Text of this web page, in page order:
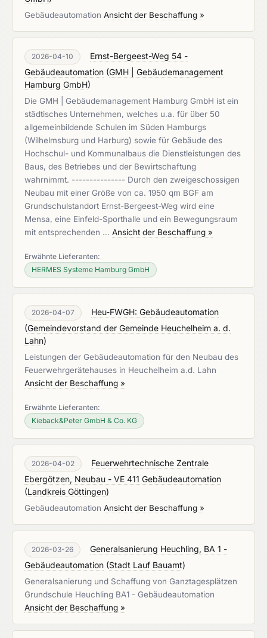
Gebäudeautomation Ansicht der Beschaffung »
2026-04-10
Ernst-Bergeest-Weg 54 -
Gebäudeautomation (GMH | Gebäudemanagement
Hamburg GmbH)
Die GMH | Gebäudemanagement Hamburg GmbH ist ein
städtisches Unternehmen, welches u.a. für über 50
allgemeinbildende Schulen im Süden Hamburgs
(Wilhelmsburg und Harburg) sowie für Gebäude des
Hochschul- und Kommunalbaus die Dienstleistungen des
Baus, des Betriebes und der Bewirtschaftung
wahrnimmt. --------------- Durch den zweigeschossigen
Neubau mit einer Größe von ca. 1950 qm BGF am
Grundschulstandort Ernst-Bergeest-Weg wird eine
Mensa, eine Einfeld-Sporthalle und ein Bewegungsraum
mit entsprechenden … Ansicht der Beschaffung »
Erwähnte Lieferanten:
HERMES Systeme Hamburg GmbH
2026-04-07
Heu-FWGH: Gebäudeautomation
(Gemeindevorstand der Gemeinde Heuchelheim a. d.
Lahn)
Leistungen der Gebäudeautomation für den Neubau des
Feuerwehrgerätehauses in Heuchelheim a.d. Lahn
Ansicht der Beschaffung »
Erwähnte Lieferanten:
Kieback&Peter GmbH & Co. KG
2026-04-02
Feuerwehrtechnische Zentrale
Ebergötzen, Neubau - VE 411 Gebäudeautomation
(Landkreis Göttingen)
Gebäudeautomation Ansicht der Beschaffung »
2026-03-26
Generalsanierung Heuchling, BA 1 -
Gebäudeautomation (Stadt Lauf Bauamt)
Generalsanierung und Schaffung von Ganztagesplätzen
Grundschule Heuchling BA1 - Gebäudeautomation
Ansicht der Beschaffung »